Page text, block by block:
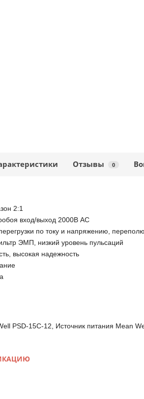
Отзывы 0
2:1
вход/выход 2000В АС
по току и напряжению,
ЭМП, низкий уровень пульсаций
высокая надежность
PSD-15C-12, Источник питания Mean